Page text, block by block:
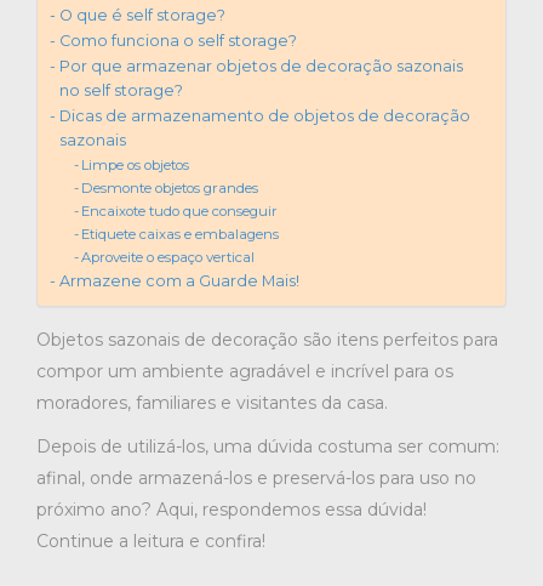
O que é self storage?
Como funciona o self storage?
Por que armazenar objetos de decoração sazonais
no self storage?
Dicas de armazenamento de objetos de decoração
sazonais
Limpe os objetos
Desmonte objetos grandes
Encaixote tudo que conseguir
Etiquete caixas e embalagens
Aproveite o espaço vertical
Armazene com a Guarde Mais!
Objetos sazonais de decoração são itens perfeitos para
compor um ambiente agradável e incrível para os
moradores, familiares e visitantes da casa.
Depois de utilizá-los, uma dúvida costuma ser comum:
afinal, onde armazená-los e preservá-los para uso no
próximo ano? Aqui, respondemos essa dúvida!
Continue a leitura e confira!